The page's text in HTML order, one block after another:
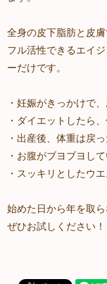
全身の皮下脂肪と皮
フル活性できるエイ
ーだけです。
・妊娠がきっかけで
・ダイエットしたら
・出産後、体重は戻
・お腹がブヨブヨし
・スッキリとしたウ
始めた日から年を取
ぜひお試しください！